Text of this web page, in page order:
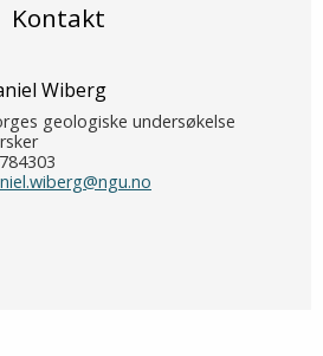
Kontakt
Wiberg
geologiske undersøkelse